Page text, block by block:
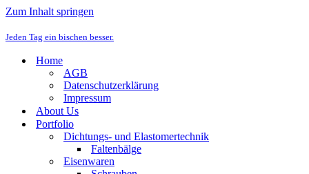
Zum Inhalt springen
Jeden Tag ein bischen besser.
Home
AGB
Datenschutzerklärung
Impressum
About Us
Portfolio
Dichtungs- und Elastomertechnik
Faltenbälge
Eisenwaren